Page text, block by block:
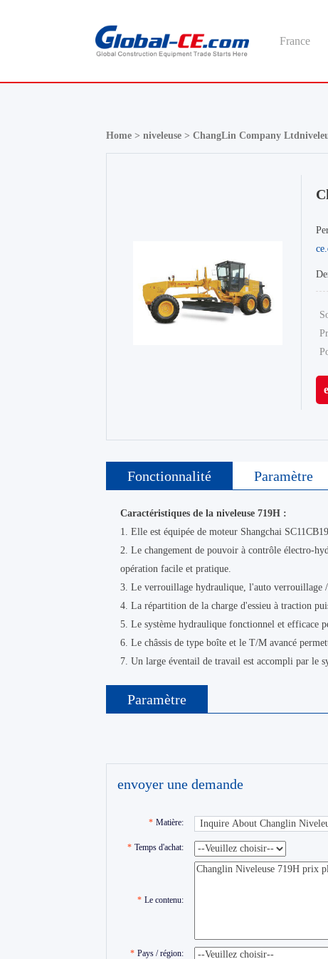
France
Home >niveleuse >ChangLin Company
Fonctionnalité Paramètre
Caractéristiques de la niveleuse 719H :
1. Elle est équipée de moteur Shangchai
2. Le changement de pouvoir à contrôle électro-
opération facile et pratique.
3. Le verrouillage hydraulique, l'auto verrouillage
4. La répartition de la charge d'essieu à traction
5. Le système hydraulique fonctionnel et efficace
6. Le châssis de type boîte et le T/M avancé
7. Un large éventail de travail est accompli par le
Paramètre
envoyer une demande
* Matière:
* Temps d'achat:
* Le contenu:
* Pays / région: